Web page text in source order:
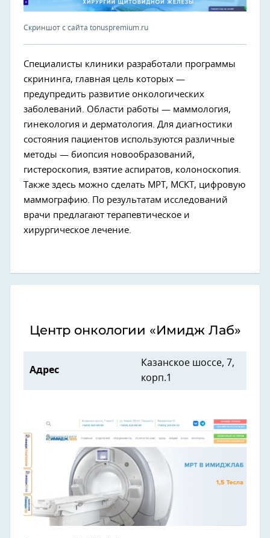
Скриншот с сайта tonuspremium.ru
Специалисты клиники разработали программы
скрининга, главная цель которых —
предупредить развитие онкологических
заболеваний. Области работы — маммология,
гинекология и дерматология. Для диагностики
состояния пациентов используются различные
методы — биопсия новообразований,
гистероскопия, взятие аспиратов, колоноскопия.
Также здесь можно сделать МРТ, МСКТ, цифровую
маммографию. По результатам исследований
врачи предлагают терапевтическое и
хирургическое лечение.
Центр онкологии «Имидж Лаб»
Адрес
Казанское шоссе, 7,
корп.1